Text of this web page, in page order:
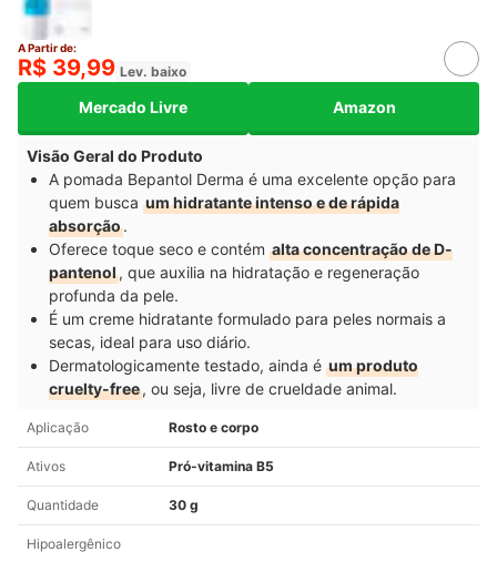
A Partir de:
R$ 39,99 Lev. baixo
Mercado Livre Amazon
Visão Geral do Produto
A pomada Bepantol Derma é uma excelente opção para
quem busca um hidratante intenso e de rápida
absorção.
Oferece toque seco e contém alta concentração de D-
pantenol, que auxilia na hidratação e regeneração
profunda da pele.
É um creme hidratante formulado para peles normais a
secas, ideal para uso diário.
Dermatologicamente testado, ainda é um produto
cruelty-free, ou seja, livre de crueldade animal.
Aplicação Rosto e corpo
Ativos Pró-vitamina B5
Quantidade 30 g
Hipoalergênico